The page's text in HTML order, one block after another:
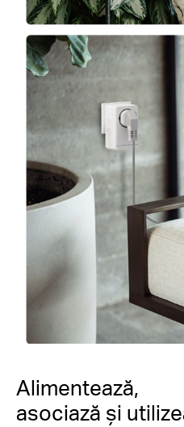
Alimentează,
asociază și